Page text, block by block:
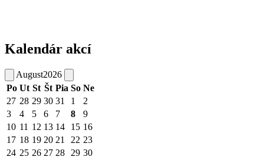
Kalendár akcí
August2026
Po Ut St Št Pia So Ne
27 28 29 30 31 1
2
3
4 5 6 7 8
9
10 11 12 13 14 15 16
17 18 19 20 21 22 23
24 25 26 27 28 29 30